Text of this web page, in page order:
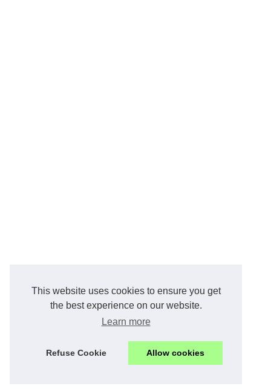
This website uses cookies to ensure you get
the best experience on our website.
Learn more
Refuse Cookie Allow cookies